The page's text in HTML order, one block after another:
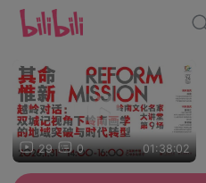
29 0 01:38:02